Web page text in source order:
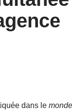
dans le monde